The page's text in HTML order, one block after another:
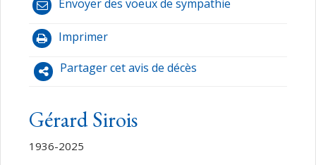
Envoyer des voeux de sympathie
Imprimer
Partager cet avis de décès
Gérard Sirois
1936-2025